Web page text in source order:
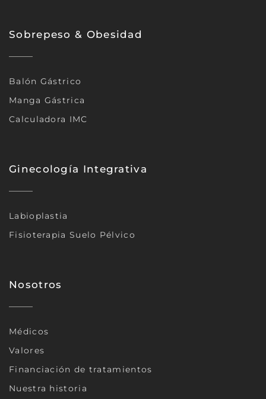
Sobrepeso & Obesidad
Balón Gástrico
Manga Gástrica
Calculadora IMC
Ginecología Integrativa
Labioplastia
Fisioterapia Suelo Pélvico
Nosotros
Médicos
Valores
Financiación de tratamientos
Nuestra historia